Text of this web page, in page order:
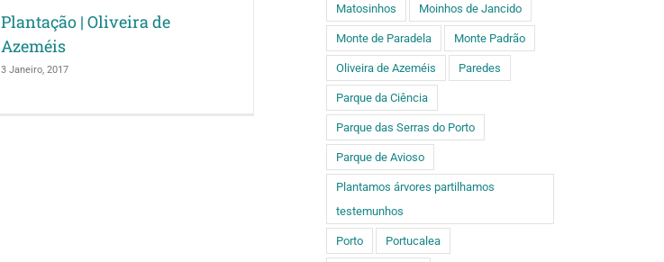
Plantação | Oliveira de
Azeméis
3 Janeiro, 2017
Matosinhos Moinhos de Jancido
Monte de Paradela Monte Padrão
Oliveira de Azeméis Paredes
Parque da Ciência
Parque das Serras do Porto
Parque de Avioso
Plantamos árvores partilhamos
testemunhos
Porto Portucalea